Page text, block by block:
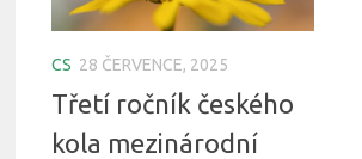
CS 28 ČERVENCE, 2025
Třetí ročník českého
kola mezinárodní